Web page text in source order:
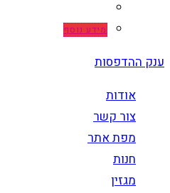
מידע נוסף
ענק ההדפסות
אודות
צור קשר
מפת אתר
חנות
מגזין